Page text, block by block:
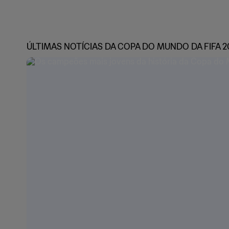
ÚLTIMAS NOTÍCIAS DA COPA DO MUNDO DA FIFA